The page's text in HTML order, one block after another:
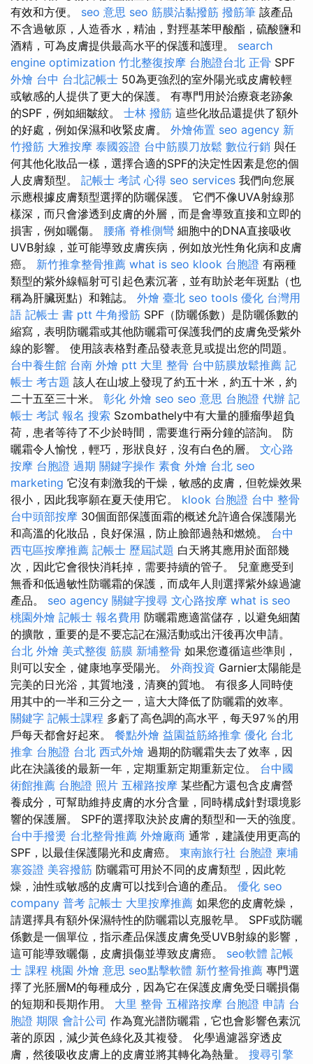
有效和方便。 seo 意思 seo 筋膜沾黏撥筋 撥筋筆 該產品
不含過敏原，人造香水，精油，對羥基苯甲酸酯，硫酸鹽和
酒精，可為皮膚提供最高水平的保護和護理。 search
engine optimization 竹北整復按摩 台胞證台北 正骨 SPF
外燴 台中 台北記帳士 50為更強烈的室外陽光或皮膚較輕
或敏感的人提供了更大的保護。 有專門用於治療衰老跡象
的SPF，例如細皺紋。 士林 撥筋 這些化妝品還提供了額外
的好處，例如保濕和收緊皮膚。 外燴佈置 seo agency 新
竹撥筋 大雅按摩 泰國簽證 台中筋膜刀放鬆 數位行銷 與任
何其他化妝品一樣，選擇合適的SPF的決定性因素是您的個
人皮膚類型。 記帳士 考試 心得 seo services 我們向您展
示應根據皮膚類型選擇的防曬保護。 它們不像UVA射線那
樣深，而只會滲透到皮膚的外層，而是會導致直接和立即的
損害，例如曬傷。 腰痛 脊椎側彎 細胞中的DNA直接吸收
UVB射線，並可能導致皮膚疾病，例如放光性角化病和皮膚
癌。 新竹推拿整骨推薦 what is seo klook 台胞證 有兩種
類型的紫外線輻射可引起色素沉著，並有助於老年斑點（也
稱為肝臟斑點）和雜誌。 外燴 臺北 seo tools 優化 台灣用
語 記帳士 書 ptt 牛角撥筋 SPF（防曬係數）是防曬係數的
縮寫，表明防曬霜或其他防曬霜可保護我們的皮膚免受紫外
線的影響。 使用該表格對產品發表意見或提出您的問題。
台中養生館 台南 外燴 ptt 大里 整骨 台中筋膜放鬆推薦 記
帳士 考古題 該人在山坡上發現了約五十米，約五十米，約
二十五至三十米。 彰化 外燴 seo seo 意思 台胞證 代辦 記
帳士 考試 報名 搜索 Szombathely中有大量的腫瘤學超負
荷，患者等待了不少於時間，需要進行兩分鐘的諮詢。 防
曬霜令人愉悅，輕巧，形狀良好，沒有白色的層。 文心路
按摩 台胞證 過期 關鍵字操作 素食 外燴 台北 seo
marketing 它沒有刺激我的干燥，敏感的皮膚，但乾燥效果
很小，因此我寧願在夏天使用它。 klook 台胞證 台中 整骨
台中頭部按摩 30個面部保護面霜的概述允許適合保護陽光
和高溫的化妝品，良好保濕，防止臉部過熱和燃燒。 台中
西屯區按摩推薦 記帳士 歷屆試題 白天將其應用於面部幾
次，因此它會很快消耗掉，需要持續的管子。 兒童應受到
無香和低過敏性防曬霜的保護，而成年人則選擇紫外線過濾
產品。 seo agency 關鍵字搜尋 文心路按摩 what is seo
桃園外燴 記帳士 報名費用 防曬霜應適當儲存，以避免細菌
的擴散，重要的是不要忘記在濕活動或出汗後再次申請。
台北 外燴 美式整復 筋膜 新埔整骨 如果您遵循這些準則，
則可以安全，健康地享受陽光。 外商投資 Garnier太陽能是
完美的日光浴，其質地淺，清爽的質地。 有很多人同時使
用其中的一半和三分之一，這大大降低了防曬霜的效率。
關鍵字 記帳士課程 多虧了高色調的高水平，每天97％的用
戶每天都會好起來。 餐點外燴 益園益筋絡推拿 優化 台北
推拿 台胞證 台北 西式外燴 過期的防曬霜失去了效率，因
此在決議後的最新一年，定期重新定期重新定位。 台中國
術館推薦 台胞證 照片 五權路按摩 某些配方還包含皮膚營
養成分，可幫助維持皮膚的水分含量，同時構成針對環境影
響的保護層。 SPF的選擇取決於皮膚的類型和一天的強度。
台中手撥燙 台北整骨推薦 外燴廠商 通常，建議使用更高的
SPF，以最佳保護陽光和皮膚癌。 東南旅行社 台胞證 柬埔
寨簽證 美容撥筋 防曬霜可用於不同的皮膚類型，因此乾
燥，油性或敏感的皮膚可以找到合適的產品。 優化 seo
company 普考 記帳士 大里按摩推薦 如果您的皮膚乾燥，
請選擇具有額外保濕特性的防曬霜以克服乾旱。 SPF或防曬
係數是一個單位，指示產品保護皮膚免受UVB射線的影響，
這可能導致曬傷，皮膚損傷並導致皮膚癌。 seo軟體 記帳
士 課程 桃園 外燴 意思 seo點擊軟體 新竹整骨推薦 專門選
擇了光胚層M的每種成分，因為它在保護皮膚免受日曬損傷
的短期和長期作用。 大里 整骨 五權路按摩 台胞證 申請 台
胞證 期限 會計公司 作為寬光譜防曬霜，它也會影響色素沉
著的原因，減少黃色綠化及其複發。 化學過濾器穿透皮
膚，然後吸收皮膚上的皮膚並將其轉化為熱量。 搜尋引擎